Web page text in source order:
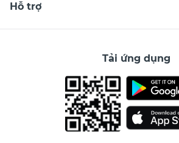
Hỗ trợ
Tải ứng dụng